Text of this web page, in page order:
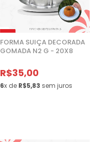
FORMA SUIÇA DECORADA
GOMADA N2 G - 20X8
R$35,00
6x de R$5,83 sem juros